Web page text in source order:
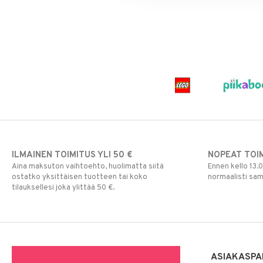
ILMAINEN TOIMITUS YLI 50 €
Aina maksuton vaihtoehto, huolimatta siitä
ostatko yksittäisen tuotteen tai koko
tilauksellesi joka ylittää 50 €.
NOPEAT
Ennen kello
normaalisti